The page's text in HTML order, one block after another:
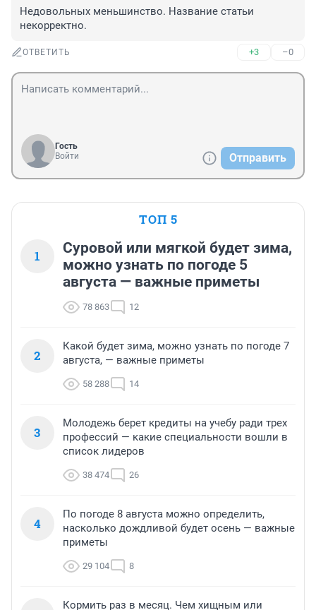
Недовольных меньшинство. Название статьи
некорректно.
ОТВЕТИТЬ +3 –0
Гость
Войти
Отправить
ТОП 5
1
Суровой или мягкой будет зима,
можно узнать по погоде 5
августа — важные приметы
78 863 12
2
Какой будет зима, можно узнать по погоде 7
августа, — важные приметы
58 288 14
3
Молодежь берет кредиты на учебу ради трех
профессий — какие специальности вошли в
список лидеров
38 474 26
4
По погоде 8 августа можно определить,
насколько дождливой будет осень — важные
приметы
29 104 8
Кормить раз в месяц. Чем хищным или